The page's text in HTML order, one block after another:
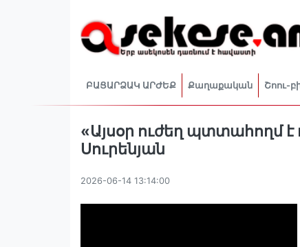
ԲԱՑԱՐՁԱԿ ԱՐԺԵՔ Քաղաքական Շոու-
«Այսօր ուժեղ պտտահողմ
Սուրենյան
2026-06-14 13:14:00